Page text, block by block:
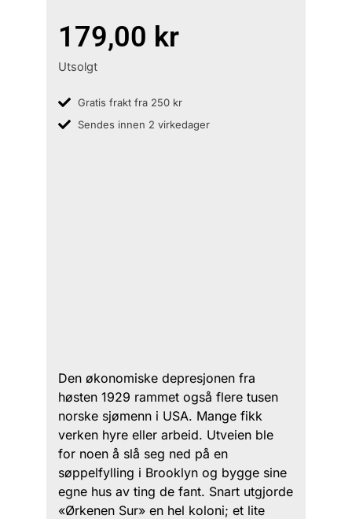
179,00 kr
Utsolgt
Gratis frakt fra 250 kr
Sendes innen 2 virkedager
Den økonomiske depresjonen fra
høsten 1929 rammet også flere tusen
norske sjømenn i USA. Mange fikk
verken hyre eller arbeid. Utveien ble
for noen å slå seg ned på en
søppelfylling i Brooklyn og bygge sine
egne hus av ting de fant. Snart utgjorde
«Ørkenen Sur» en hel koloni; et lite